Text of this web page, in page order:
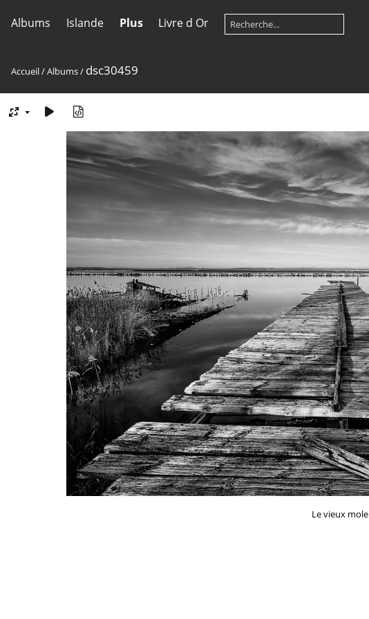
Albums Islande Plus Livre d Or
Accueil/Albums/ dsc30459
Le vieux mole